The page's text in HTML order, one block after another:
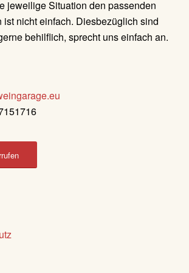
jeweilige Situation den passenden
ist nicht einfach. Diesbezüglich sind
behilflich, sprecht uns einfach an.